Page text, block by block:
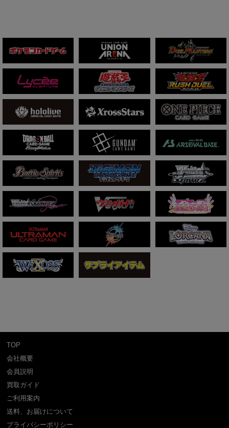
TOP
会社概要
会員説明
買取ガイド
ご利用案内
送料、お届けについて
プライバシーポリシー